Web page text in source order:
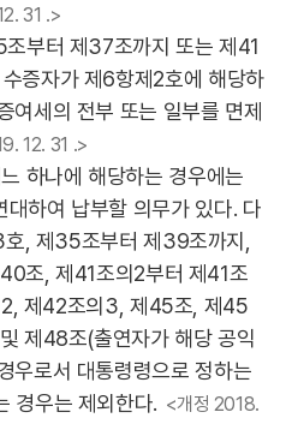
31 .>
부터 제37조까지 또는 제41
증자가 제6항제2호에 해당하
여세의 전부 또는 일부를 면제
12. 31 .>
하나에 해당하는 경우에는
하여 납부할 의무가 있다. 다
, 제35조부터 제39조까지,
조, 제41조의2부터 제41조
제42조의3, 제45조, 제45
제48조(출연자가 해당 공익
우로서 대통령령으로 정하는
경우는 제외한다. <개정 2018.